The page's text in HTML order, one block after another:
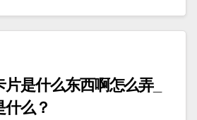
是什么东西啊怎么弄_
么？